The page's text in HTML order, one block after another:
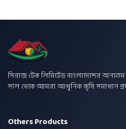
সিরাজ টেক লিমিটেড বাংলাদেশের অন্যতম
সাল থেকে আমরা আধুনিক কৃষি সমাধান
Others Products